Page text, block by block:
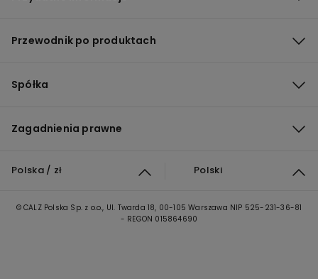
Przewodnik po produktach
Spółka
Zagadnienia prawne
Polska / zł Polski
© CALZ Polska Sp. z o.o., Ul. Twarda 18, 00-105 Warszawa NIP 525-231-36-81
- REGON 015864690